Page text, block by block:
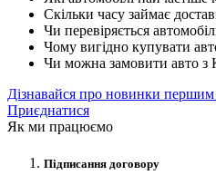
Скільки часу займає
Чи перевіряється
Чому вигідно купувати
Чи можна замовити авто з
Дізнавайся про новинки
Приєднатися
Як ми працюємо
Підписання договору